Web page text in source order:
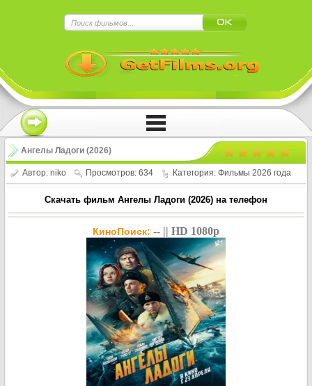
Ангелы Ладоги (2026)
Автор: niko Просмотров: 634 Категория: Фильмы 2026 года
Скачать фильм Ангелы Ладоги (2026) на телефон
КиноПоиск: -- || HD 1080p
Нажмите на
!!!Если Вы с телефона сперва нажмите на
троеточие в правом верхнем углу!!!